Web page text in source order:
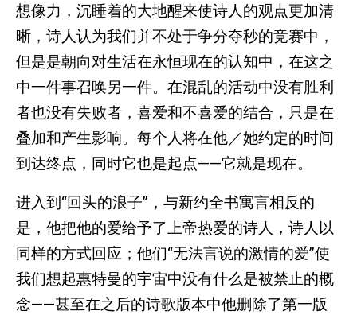
想像力，沉睡着的大地醒来使诗人的观点更加清
晰，诗人认为我们并不处于争分夺秒的竞赛中，
但是是朝向对生活在永恒现在的认知中，在这之
中一件事召唤另一件。在混乱的活动中没有胜利
者也没有失败者，喜爱和不喜爱的结合，只是在
叠加和产生影响。每个人将在他／她约定的时间
到达终点，同时它也是起点——它就是现在。
进入到“回头的浪子”，与新约全书寓言相反的
是，他把他的爱给予了上帝热爱的诗人，诗人以
同样的方式回应；他们“无法言说的激情的爱”使
我们想起惠特曼的宇宙中没有什么是被禁止的概
念——甚至在之后的诗歌版本中他删除了第一版